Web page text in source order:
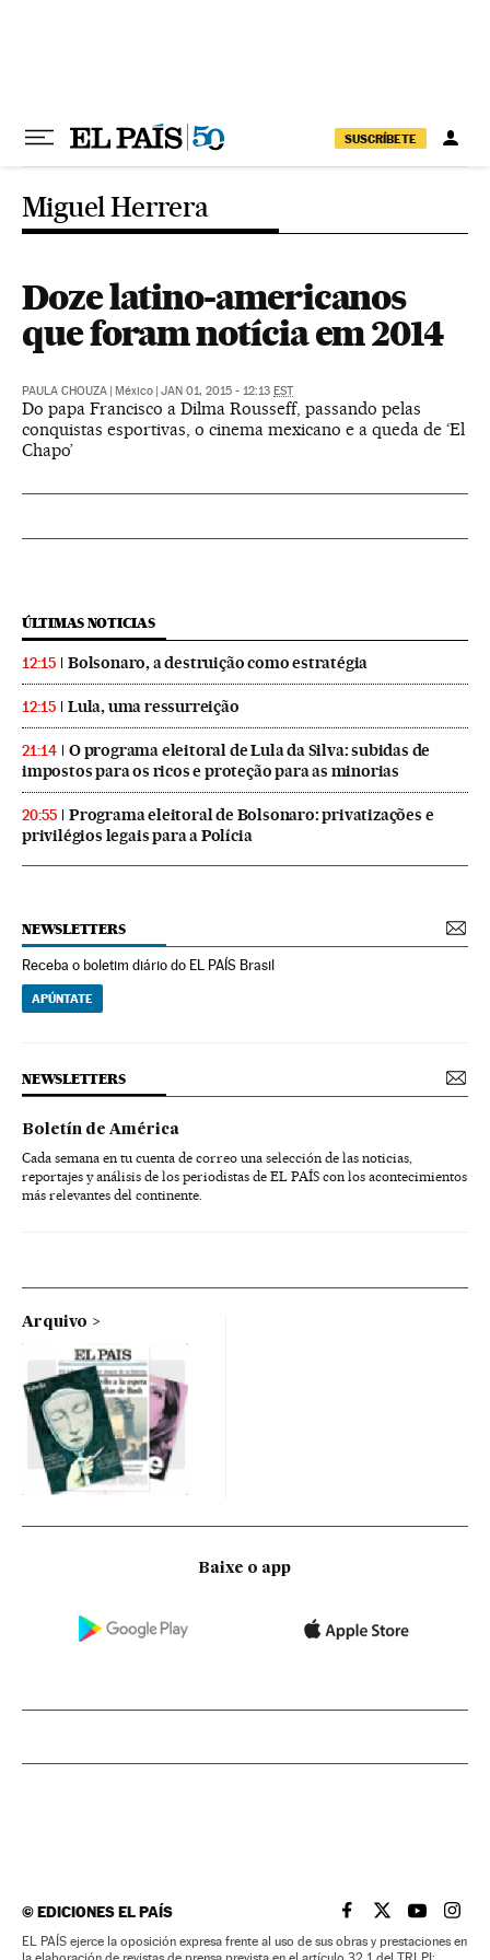
SUSCRÍBETE
Miguel Herrera
Doze latino-americanos
que foram notícia em 2014
PAULA CHOUZA | México | JAN 01, 2015 - 12:13 EST
Do papa Francisco a Dilma Rousseff, passando pelas
conquistas esportivas, o cinema mexicano e a queda de ‘El
Chapo’
ÚLTIMAS NOTICIAS
12:15 Bolsonaro, a destruição como estratégia
12:15 Lula, uma ressurreição
21:14
O programa eleitoral de Lula da Silva: subidas de
impostos para os ricos e proteção para as minorias
20:55
Programa eleitoral de Bolsonaro: privatizações e
privilégios legais para a Polícia
NEWSLETTERS
Receba o boletim diário do EL PAÍS Brasil
APÚNTATE
NEWSLETTERS
Boletín de América
Cada semana en tu cuenta de correo una selección de las noticias,
reportajes y análisis de los periodistas de EL PAÍS con los acontecimientos
más relevantes del continente.
Arquivo
Baixe o app
©EDICIONES EL PAÍS EL PAÍS BRASIL EN
EL PAÍSEL PAÍS
EL
EL PAÍS ejerce la oposición expresa frente al uso de sus obras y prestaciones en